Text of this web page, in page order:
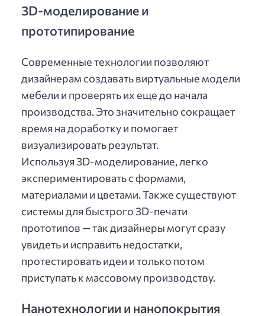
3D-моделирование и
прототипирование
Современные технологии позволяют
дизайнерам создавать виртуальные модели
мебели и проверять их еще до начала
производства. Это значительно сокращает
время на доработку и помогает
визуализировать результат.
Используя 3D-моделирование, легко
экспериментировать с формами,
материалами и цветами. Также существуют
системы для быстрого 3D-печати
прототипов — так дизайнеры могут сразу
увидеть и исправить недостатки,
протестировать идеи и только потом
приступать к массовому производству.
Нанотехнологии и нанопокрытия